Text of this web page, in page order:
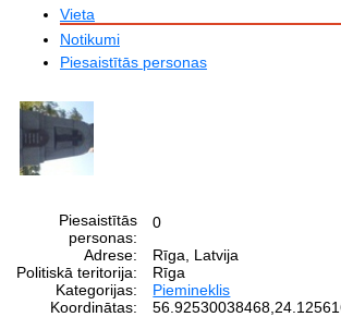
Vieta
Notikumi
Piesaistītās personas
Piesaistītās
personas:
0
Adrese:
Rīga, Latvija
Politiskā teritorija:
Rīga
Kategorijas:
Piemineklis
Koordinātas:
56.92530038468